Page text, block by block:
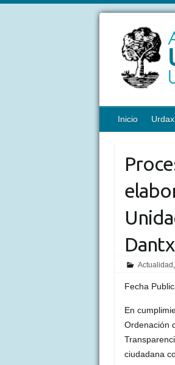
Inicio Urdax
Actualidad ,
Fecha
En
Ordenación
ciudadana